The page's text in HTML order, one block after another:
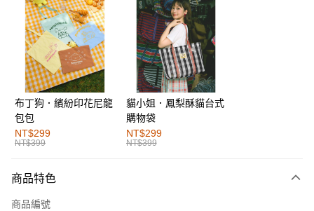
超商取貨付款
LINE Pay
街口支付
運送方式
全家取貨付款
每筆NT$60，滿NT$1,000(含以上)免運費
付款後全家取貨
布丁狗．繽紛印花尼龍
包包
NT$299
NT$399
貓小姐．鳳梨酥貓台式
購物袋
NT$299
NT$399
商品特色
商品編號